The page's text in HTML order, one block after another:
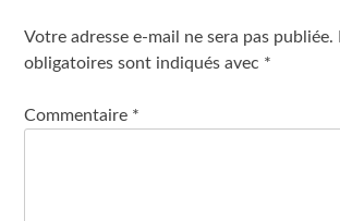
Votre adresse e-mail ne sera pas publiée.
obligatoires sont indiqués avec *
Commentaire *